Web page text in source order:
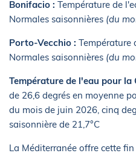
Bonifacio : Température de
Normales saisonnières (du
Porto-Vecchio : Température
Normales saisonnières (du
Température de l'eau pour la
de 26,6 degrés en moyenne
du mois de juin 2026, cinq
saisonnière de 21,7°C
La Méditerranée offre cette